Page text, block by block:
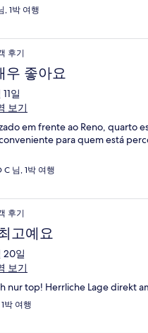
, 1박 여행
후기
우 좋아요
일
보기
em frente ao Reno, quarto
para quem está
C 님, 1박 여행
후기
고예요
20일
보기
nur top! Herrliche Lage direkt
박 여행